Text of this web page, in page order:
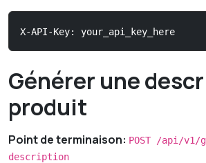
X-API-Key: your_api_key_here
Générer une
produit
Point de terminaison: POST /api/v1/
description